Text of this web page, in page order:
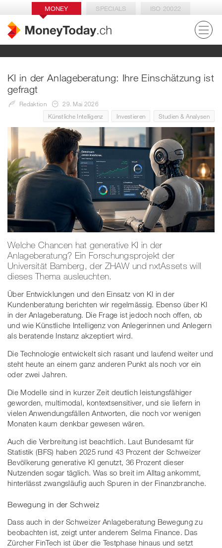
MONEY SPECIALS ISO 20022
KI in der Anlageberatung: Ihre Einschätzung ist
gefragt
Redaktion
29. Mai 2026
Künstliche Intelligenz
Investieren Studien & Analysen
Welche Chancen hat generative KI in der
Anlageberatung? Ein Forschungsprojekt der
Universität Bamberg, der ZHAW und nxtAssets will
dieses Thema ausleuchten.
Über Entwicklungen und den Einsatz von KI in der
Kundenberatung berichten wir regelmässig. Ebenso über KI
in der Anlageberatung. Die Frage ist jedoch noch offen, ob
und wie Künstliche Intelligenz von Anlegerinnen und Anlegern
als beratende Instanz akzeptiert wird.
Die Technologie entwickelt sich rasant und laufend weiter und
steht heute an einem ganz anderen Punkt als noch vor ein
oder zwei Jahren.
Die Modelle sind in kurzer Zeit deutlich leistungsfähiger
geworden, multimodal, kontextsensitiver, und sie liefern in
vielen Anwendungsfällen Antworten, die noch vor wenigen
Monaten kaum denkbar gewesen wären.
Auch die Verbreitung ist beachtlich. Laut Bundesamt für
Statistik (BFS) haben 2025 rund 43 Prozent der Schweizer
Bevölkerung generative KI genutzt, 36 Prozent dieser
Nutzenden sogar täglich. Was so breit im Alltag ankommt,
hinterlässt zwangsläufig auch Spuren in der Finanzbranche.
Bewegung in der Schweiz
Dass auch in der Schweizer Anlageberatung Bewegung zu
beobachten ist, zeigt unter anderem Selma Finance. Das
Zürcher FinTech ist über die Testphase hinaus und setzt